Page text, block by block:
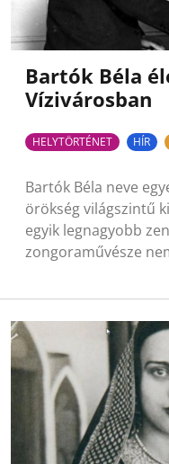
Bartók Béla
Vízivárosban
HELYTÖRTÉNET HÍR
Bartók Béla neve
örökség világszintű
egyik legnagyobb
zongoraművésze